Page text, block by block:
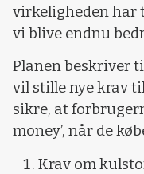
virkeligheden har
vi blive endnu
Planen beskriver
vil stille nye krav
sikre, at
money’, når de
Krav om